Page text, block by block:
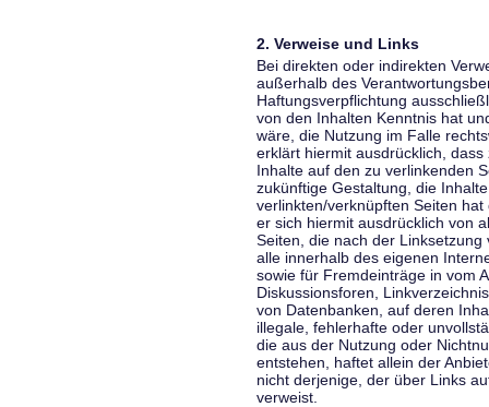
2. Verweise und Links
Bei direkten oder indirekten
außerhalb des
Haftungsverpflichtung
von den Inhalten Kenntnis hat
wäre, die Nutzung im Falle
erklärt hiermit ausdrücklich,
Inhalte auf den zu verlinkenden
zukünftige Gestaltung, die
verlinkten/verknüpften Seiten
er sich hiermit ausdrücklich von
Seiten, die nach der
alle innerhalb des eigenen
sowie für Fremdeinträge in vom
Diskussionsforen,
von Datenbanken, auf deren
illegale, fehlerhafte oder
die aus der Nutzung oder
entstehen, haftet allein der
nicht derjenige, der über Links
verweist.